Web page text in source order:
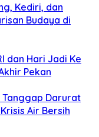
Kediri, dan
Budaya di
dan Hari Jadi Ke
Pekan
Tanggap Darurat
Air Bersih